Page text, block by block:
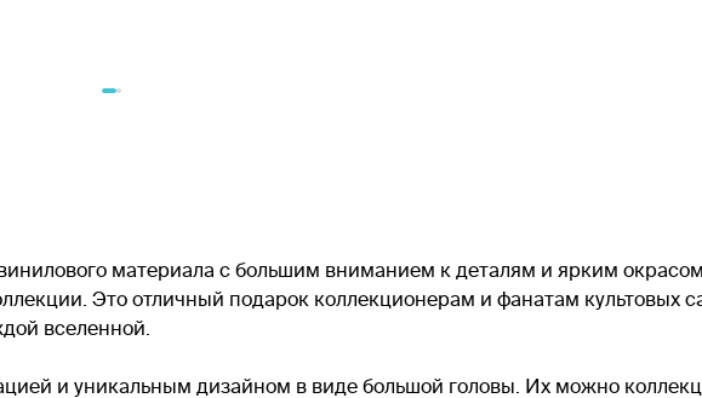
материала с большим вниманием к деталям и ярким
Это отличный подарок коллекционерам и фанатам культовых
вселенной.
и уникальным дизайном в виде большой головы. Их можно